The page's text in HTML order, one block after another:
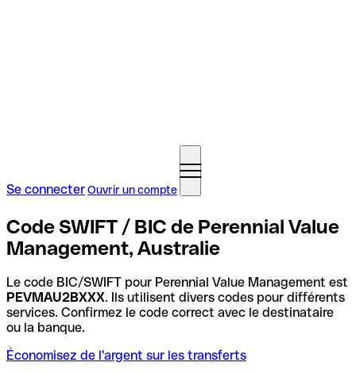
Se connecterOuvrir un compte
Code SWIFT / BIC de Perennial Value
Management, Australie
Le code BIC/SWIFT pour Perennial Value Management est
PEVMAU2BXXX. Ils utilisent divers codes pour différents
services. Confirmez le code correct avec le destinataire
ou la banque.
Économisez de l'argent sur les transferts